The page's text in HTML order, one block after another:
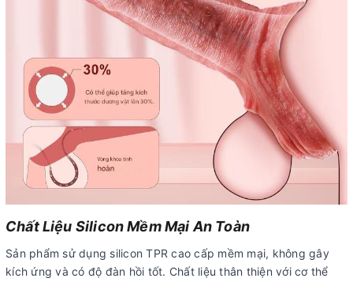
Chất Liệu Silicon Mềm Mại An Toàn
Sản phẩm sử dụng silicon TPR cao cấp mềm mại, không gây
kích ứng và có độ đàn hồi tốt. Chất liệu thân thiện với cơ thể